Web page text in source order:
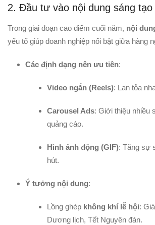
2. Đầu tư vào nội dung sáng tạo
Trong giai đoạn cao điểm cuối năm, nội
yếu tố giúp doanh nghiệp nổi bật giữa hàng
Các định dạng nên ưu tiên:
Video ngắn (Reels): Lan tỏa
Carousel Ads: Giới thiệu nhiều
quảng cáo.
Hình ảnh động (GIF): Tăng sự
hút.
Ý tưởng nội dung:
Lồng ghép không khí lễ hội:
Dương lịch, Tết Nguyên đán.